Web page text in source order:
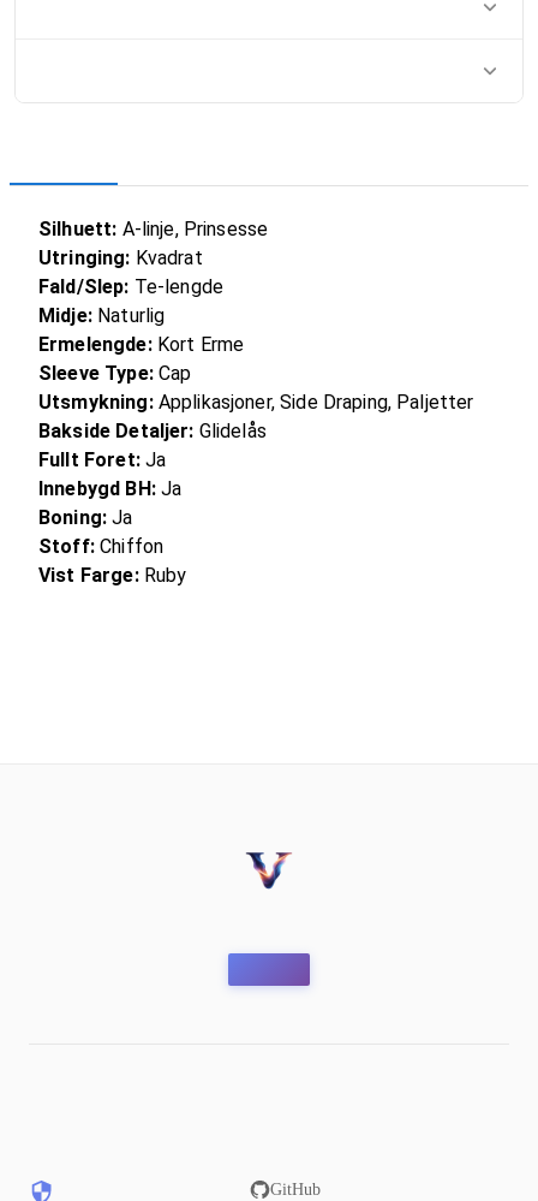
Silhuett: A-linje, Prinsesse
Utringing: Kvadrat
Fald/Slep: Te-lengde
Midje:Naturlig
Ermelengde:Kort Erme
Sleeve Type:Cap
Utsmykning:Applikasjoner, Side Draping, Paljetter
Bakside Detaljer: Glidelås
Fullt Foret:Ja
Innebygd BH:Ja
Boning: Ja
Stoff:Chiffon
Vist Farge:Ruby
GitHub